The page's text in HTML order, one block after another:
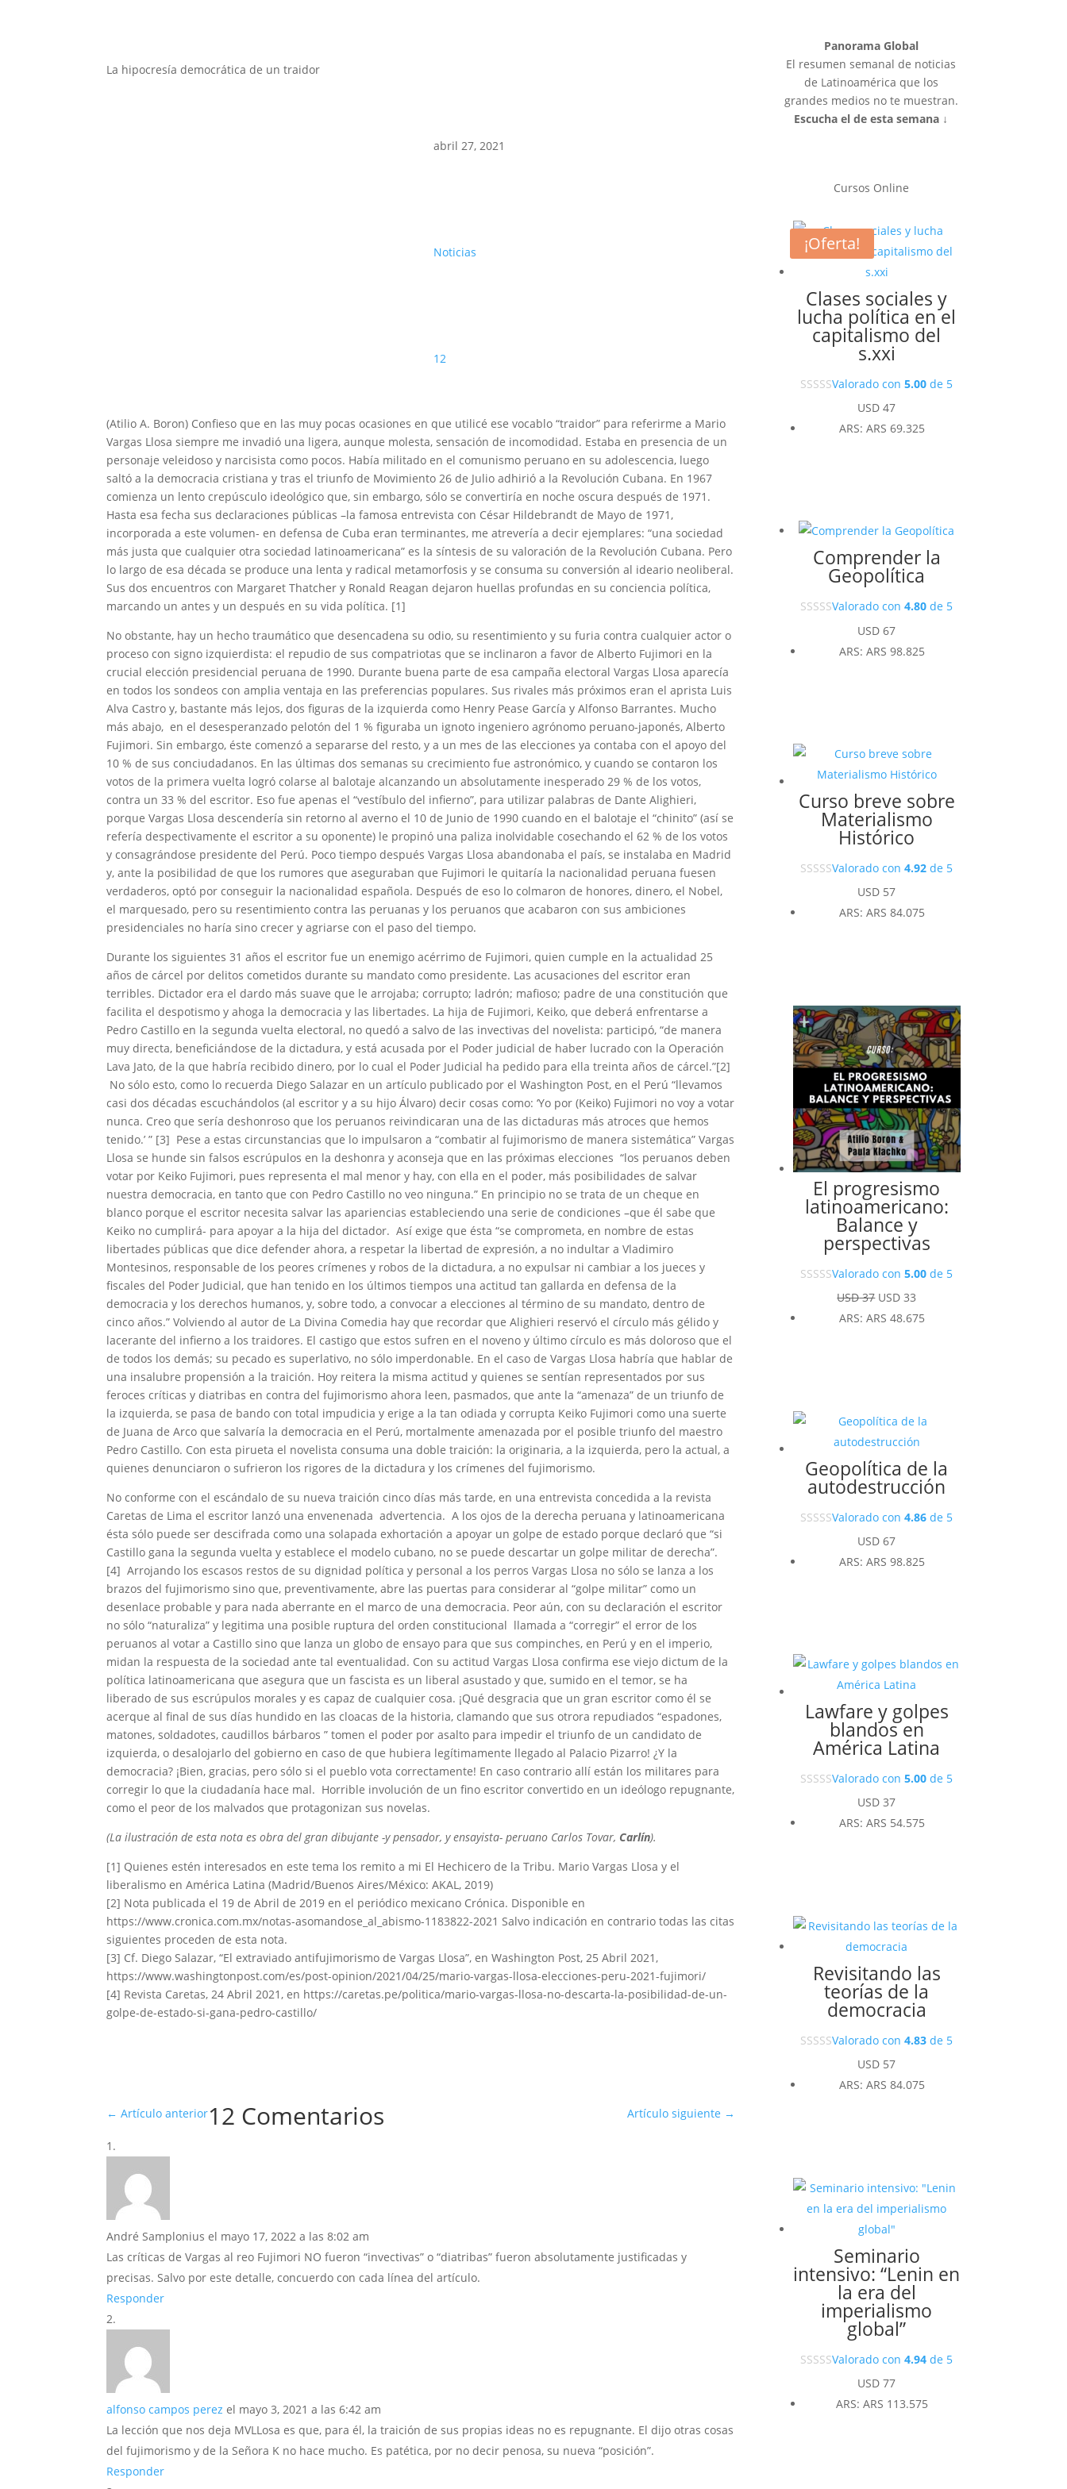
La hipocresía democrática de un traidor
abril 27, 2021
Noticias
12
(Atilio A. Boron) Confieso que en las muy pocas ocasiones en que utilicé ese vocablo “traidor” para referirme a Mario
Vargas Llosa siempre me invadió una ligera, aunque molesta, sensación de incomodidad. Estaba en presencia de un
personaje veleidoso y narcisista como pocos. Había militado en el comunismo peruano en su adolescencia, luego
saltó a la democracia cristiana y tras el triunfo de Movimiento 26 de Julio adhirió a la Revolución Cubana. En 1967
comienza un lento crepúsculo ideológico que, sin embargo, sólo se convertiría en noche oscura después de 1971.
Hasta esa fecha sus declaraciones públicas –la famosa entrevista con César Hildebrandt de Mayo de 1971,
incorporada a este volumen- en defensa de Cuba eran terminantes, me atrevería a decir ejemplares: “una sociedad
más justa que cualquier otra sociedad latinoamericana” es la síntesis de su valoración de la Revolución Cubana. Pero
lo largo de esa década se produce una lenta y radical metamorfosis y se consuma su conversión al ideario neoliberal.
Sus dos encuentros con Margaret Thatcher y Ronald Reagan dejaron huellas profundas en su conciencia política,
marcando un antes y un después en su vida política. [1]
No obstante, hay un hecho traumático que desencadena su odio, su resentimiento y su furia contra cualquier actor o
proceso con signo izquierdista: el repudio de sus compatriotas que se inclinaron a favor de Alberto Fujimori en la
crucial elección presidencial peruana de 1990. Durante buena parte de esa campaña electoral Vargas Llosa aparecía
en todos los sondeos con amplia ventaja en las preferencias populares. Sus rivales más próximos eran el aprista Luis
Alva Castro y, bastante más lejos, dos figuras de la izquierda como Henry Pease García y Alfonso Barrantes. Mucho
más abajo, en el desesperanzado pelotón del 1 % figuraba un ignoto ingeniero agrónomo peruano-japonés, Alberto
Fujimori. Sin embargo, éste comenzó a separarse del resto, y a un mes de las elecciones ya contaba con el apoyo del
10 % de sus conciudadanos. En las últimas dos semanas su crecimiento fue astronómico, y cuando se contaron los
votos de la primera vuelta logró colarse al balotaje alcanzando un absolutamente inesperado 29 % de los votos,
contra un 33 % del escritor. Eso fue apenas el “vestíbulo del infierno”, para utilizar palabras de Dante Alighieri,
porque Vargas Llosa descendería sin retorno al averno el 10 de Junio de 1990 cuando en el balotaje el “chinito” (así se
refería despectivamente el escritor a su oponente) le propinó una paliza inolvidable cosechando el 62 % de los votos
y consagrándose presidente del Perú. Poco tiempo después Vargas Llosa abandonaba el país, se instalaba en Madrid
y, ante la posibilidad de que los rumores que aseguraban que Fujimori le quitaría la nacionalidad peruana fuesen
verdaderos, optó por conseguir la nacionalidad española. Después de eso lo colmaron de honores, dinero, el Nobel,
el marquesado, pero su resentimiento contra las peruanas y los peruanos que acabaron con sus ambiciones
presidenciales no haría sino crecer y agriarse con el paso del tiempo.
Durante los siguientes 31 años el escritor fue un enemigo acérrimo de Fujimori, quien cumple en la actualidad 25
años de cárcel por delitos cometidos durante su mandato como presidente. Las acusaciones del escritor eran
terribles. Dictador era el dardo más suave que le arrojaba; corrupto; ladrón; mafioso; padre de una constitución que
facilita el despotismo y ahoga la democracia y las libertades. La hija de Fujimori, Keiko, que deberá enfrentarse a
Pedro Castillo en la segunda vuelta electoral, no quedó a salvo de las invectivas del novelista: participó, “de manera
muy directa, beneficiándose de la dictadura, y está acusada por el Poder judicial de haber lucrado con la Operación
Lava Jato, de la que habría recibido dinero, por lo cual el Poder Judicial ha pedido para ella treinta años de cárcel.”[2]
No sólo esto, como lo recuerda Diego Salazar en un artículo publicado por el Washington Post, en el Perú “llevamos
casi dos décadas escuchándolos (al escritor y a su hijo Álvaro) decir cosas como: ‘Yo por (Keiko) Fujimori no voy a votar
nunca. Creo que sería deshonroso que los peruanos reivindicaran una de las dictaduras más atroces que hemos
tenido.’ ” [3] Pese a estas circunstancias que lo impulsaron a “combatir al fujimorismo de manera sistemática” Vargas
Llosa se hunde sin falsos escrúpulos en la deshonra y aconseja que en las próximas elecciones “los peruanos deben
votar por Keiko Fujimori, pues representa el mal menor y hay, con ella en el poder, más posibilidades de salvar
nuestra democracia, en tanto que con Pedro Castillo no veo ninguna.” En principio no se trata de un cheque en
blanco porque el escritor necesita salvar las apariencias estableciendo una serie de condiciones –que él sabe que
Keiko no cumplirá- para apoyar a la hija del dictador. Así exige que ésta “se comprometa, en nombre de estas
libertades públicas que dice defender ahora, a respetar la libertad de expresión, a no indultar a Vladimiro
Montesinos, responsable de los peores crímenes y robos de la dictadura, a no expulsar ni cambiar a los jueces y
fiscales del Poder Judicial, que han tenido en los últimos tiempos una actitud tan gallarda en defensa de la
democracia y los derechos humanos, y, sobre todo, a convocar a elecciones al término de su mandato, dentro de
cinco años.” Volviendo al autor de La Divina Comedia hay que recordar que Alighieri reservó el círculo más gélido y
lacerante del infierno a los traidores. El castigo que estos sufren en el noveno y último círculo es más doloroso que el
de todos los demás; su pecado es superlativo, no sólo imperdonable. En el caso de Vargas Llosa habría que hablar de
una insalubre propensión a la traición. Hoy reitera la misma actitud y quienes se sentían representados por sus
feroces críticas y diatribas en contra del fujimorismo ahora leen, pasmados, que ante la “amenaza” de un triunfo de
la izquierda, se pasa de bando con total impudicia y erige a la tan odiada y corrupta Keiko Fujimori como una suerte
de Juana de Arco que salvaría la democracia en el Perú, mortalmente amenazada por el posible triunfo del maestro
Pedro Castillo. Con esta pirueta el novelista consuma una doble traición: la originaria, a la izquierda, pero la actual, a
quienes denunciaron o sufrieron los rigores de la dictadura y los crímenes del fujimorismo.
No conforme con el escándalo de su nueva traición cinco días más tarde, en una entrevista concedida a la revista
Caretas de Lima el escritor lanzó una envenenada advertencia. A los ojos de la derecha peruana y latinoamericana
ésta sólo puede ser descifrada como una solapada exhortación a apoyar un golpe de estado porque declaró que “si
Castillo gana la segunda vuelta y establece el modelo cubano, no se puede descartar un golpe militar de derecha”.
[4] Arrojando los escasos restos de su dignidad política y personal a los perros Vargas Llosa no sólo se lanza a los
brazos del fujimorismo sino que, preventivamente, abre las puertas para considerar al “golpe militar” como un
desenlace probable y para nada aberrante en el marco de una democracia. Peor aún, con su declaración el escritor
no sólo “naturaliza” y legitima una posible ruptura del orden constitucional llamada a “corregir” el error de los
peruanos al votar a Castillo sino que lanza un globo de ensayo para que sus compinches, en Perú y en el imperio,
midan la respuesta de la sociedad ante tal eventualidad. Con su actitud Vargas Llosa confirma ese viejo dictum de la
política latinoamericana que asegura que un fascista es un liberal asustado y que, sumido en el temor, se ha
liberado de sus escrúpulos morales y es capaz de cualquier cosa. ¡Qué desgracia que un gran escritor como él se
acerque al final de sus días hundido en las cloacas de la historia, clamando que sus otrora repudiados “espadones,
matones, soldadotes, caudillos bárbaros ” tomen el poder por asalto para impedir el triunfo de un candidato de
izquierda, o desalojarlo del gobierno en caso de que hubiera legítimamente llegado al Palacio Pizarro! ¿Y la
democracia? ¡Bien, gracias, pero sólo si el pueblo vota correctamente! En caso contrario allí están los militares para
corregir lo que la ciudadanía hace mal. Horrible involución de un fino escritor convertido en un ideólogo repugnante,
como el peor de los malvados que protagonizan sus novelas.
(La ilustración de esta nota es obra del gran dibujante -y pensador, y ensayista- peruano Carlos Tovar, Carlín).
[1] Quienes estén interesados en este tema los remito a mi El Hechicero de la Tribu. Mario Vargas Llosa y el
liberalismo en América Latina (Madrid/Buenos Aires/México: AKAL, 2019)
[2] Nota publicada el 19 de Abril de 2019 en el periódico mexicano Crónica. Disponible en
https://www.cronica.com.mx/notas-asomandose_al_abismo-1183822-2021 Salvo indicación en contrario todas las citas
siguientes proceden de esta nota.
[3] Cf. Diego Salazar, “El extraviado antifujimorismo de Vargas Llosa”, en Washington Post, 25 Abril 2021,
https://www.washingtonpost.com/es/post-opinion/2021/04/25/mario-vargas-llosa-elecciones-peru-2021-fujimori/
[4] Revista Caretas, 24 Abril 2021, en https://caretas.pe/politica/mario-vargas-llosa-no-descarta-la-posibilidad-de-un-
golpe-de-estado-si-gana-pedro-castillo/
←Artículo anterior Artículo siguiente →
12 Comentarios
André Samplonius el mayo 17, 2022 a las 8:02 am
Las críticas de Vargas al reo Fujimori NO fueron “invectivas” o “diatribas” fueron absolutamente justificadas y
precisas. Salvo por este detalle, concuerdo con cada línea del artículo.
Responder
alfonso campos perez el mayo 3, 2021 a las 6:42 am
La lección que nos deja MVLLosa es que, para él, la traición de sus propias ideas no es repugnante. El dijo otras cosas
del fujimorismo y de la Señora K no hace mucho. Es patética, por no decir penosa, su nueva “posición”.
Responder
Panorama Global
El resumen semanal de noticias
de Latinoamérica que los
grandes medios no te muestran.
Escucha el de esta semana ↓
Cursos Online
Clases sociales y
lucha política en el
capitalismo del
s.xxi
Valorado con5.00 de 5
USD 47
ARS:ARS 69.325
Comprender la
Geopolítica
Valorado con4.80 de 5
USD 67
ARS:ARS 98.825
Curso breve sobre
Materialismo
Histórico
Valorado con4.92 de 5
USD 57
ARS:ARS 84.075
¡Oferta!
El progresismo
latinoamericano:
Balance y
perspectivas
Valorado con5.00 de 5
USD37 El
precio
USD 33
precio
ARS:ARS 48.675
Geopolítica de la
autodestrucción
Valorado con4.86 de 5
USD 67
ARS:ARS 98.825
Lawfare y golpes
blandos en
América Latina
Valorado con5.00 de 5
USD 37
ARS:ARS 54.575
Revisitando las
teorías de la
democracia
Valorado con4.83 de 5
USD 57
ARS:ARS 84.075
Seminario
intensivo: “Lenin en
la era del
imperialismo
global”
Valorado con4.94 de 5
USD 77
ARS:ARS 113.575